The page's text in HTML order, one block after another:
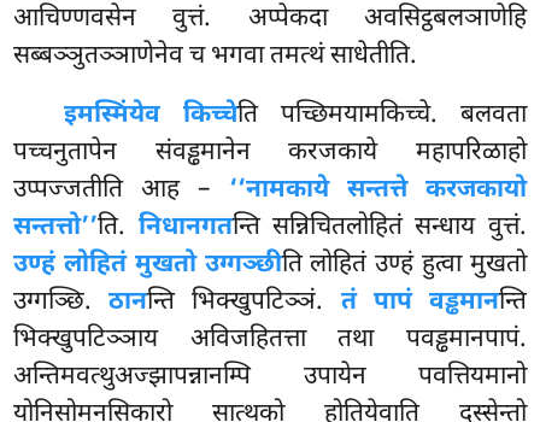
आचिण्णवसेन वुत्तं. अप्पेकदा अवसिट्ठबलञाणेहि
सब्बञ्ञुतञ्ञाणेनेव च भगवा तमत्थं साधेतीति.
इमस्मिंयेव किच्चेति पच्छिमयामकिच्चे. बलवता
पच्चनुतापेन संवड्ढमानेन करजकाये महापरिळाहो
उप्पज्जतीति आह – ‘‘नामकाये सन्तत्ते करजकायो
सन्तत्तो’’ति. निधानगतन्ति सन्निचितलोहितं सन्धाय वुत्तं.
उण्हं लोहितं मुखतो उग्गञ्छीति लोहितं उण्हं हुत्वा मुखतो
उग्गञ्छि.ठानन्ति भिक्खुपटिञ्ञं. तं पापं वड्ढमानन्ति
भिक्खुपटिञ्ञाय अविजहितत्ता तथा पवड्ढमानपापं.
अन्तिमवत्थुअज्झापन्नानम्पि उपायेन पवत्तियमानो